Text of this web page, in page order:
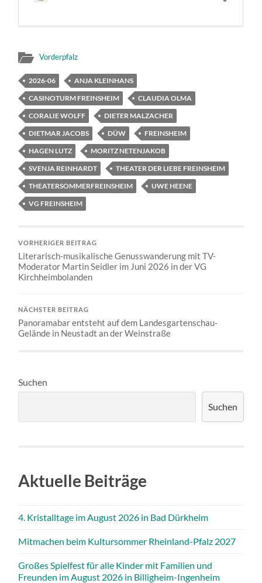
Vorderpfalz
2026-06
ANJA KLEINHANS
CASINOTURM FREINSHEIM
CLAUDIA OLMA
CORALIE WOLFF
DIETER MALZACHER
DIETMAR JACOBS
DÜW
FREINSHEIM
HAGEN LUTZ
MORITZ NETENJAKOB
SVENJA REINHARDT
THEATER DER LIEBE FREINSHEIM
THEATERSOMMERFREINSHEIM
UWE HEENE
VG FREINSHEIM
VORHERIGER BEITRAG
Literarisch-musikalische Genusswanderung mit TV-
Moderator Martin Seidler im Juni 2026 in der VG
Kirchheimbolanden
NÄCHSTER BEITRAG
Panoramabar entsteht auf dem Landesgartenschau-
Gelände in Neustadt an der Weinstraße
Suchen
Suchen
Aktuelle Beiträge
4. Kristalltage im August 2026 in Bad Dürkheim
Mitmachen beim Kultursommer Rheinland-Pfalz 2027
Großes Spielfest für alle Kinder mit Familien und
Freunden im August 2026 in Billigheim-Ingenheim